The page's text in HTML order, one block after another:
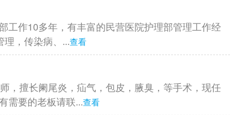
工作10多年，有丰富的民营医院护理部管理工作经
理，传染病、...查看
，擅长阑尾炎，疝气，包皮，腋臭，等手术，现任
需要的老板请联...查看